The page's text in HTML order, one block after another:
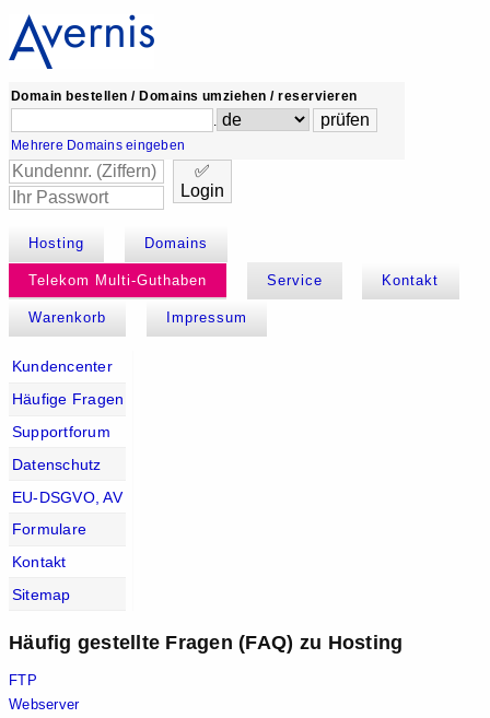
Domain bestellen / Domains umziehen / reservieren
.
Mehrere Domains eingeben
✅
Login
Hosting Domains
Telekom Multi-Guthaben Service Kontakt
Warenkorb Impressum
Kundencenter
Häufige Fragen
Supportforum
Datenschutz
EU-DSGVO, AV
Formulare
Kontakt
Sitemap
Häufig gestellte Fragen (FAQ) zu Hosting
FTP
Webserver